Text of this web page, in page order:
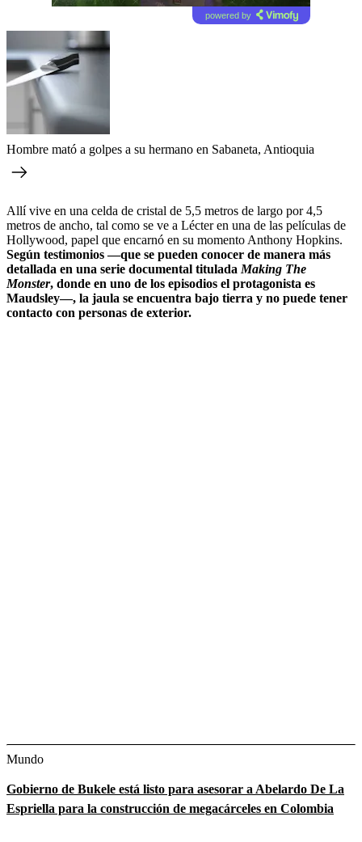
powered by
Hombre mató a golpes a su hermano en Sabaneta, Antioquia
Allí vive en una celda de cristal de 5,5 metros de largo por 4,5
metros de ancho, tal como se ve a Lécter en una de las películas de
Hollywood, papel que encarnó en su momento Anthony Hopkins.
Según testimonios ―que se pueden conocer de manera más
detallada en una serie documental titulada Making The
Monster, donde en uno de los episodios el protagonista es
Maudsley―, la jaula se encuentra bajo tierra y no puede tener
contacto con personas de exterior.
Mundo
Gobierno de Bukele está listo para asesorar a Abelardo De La
Espriella para la construcción de megacárceles en Colombia